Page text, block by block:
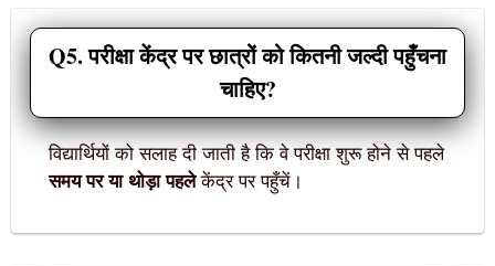
Q5. परीक्षा केंद्र पर छात्रों को कितनी जल्दी पहुँचना
चाहिए?
विद्यार्थियों को सलाह दी जाती है कि वे परीक्षा शुरू होने से पहले
समय पर या थोड़ा पहलेकेंद्र पर पहुँचें।